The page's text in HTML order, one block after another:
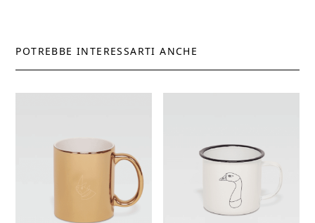
POTREBBE INTERESSARTI ANCHE